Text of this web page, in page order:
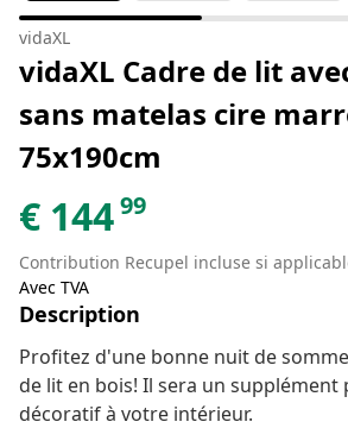
vidaXL
vidaXL Cadre de lit
sans matelas cire
75x190cm
€ 14499
Contribution Recupel incluse si
Avec TVA
Description
Profitez d'une bonne nuit de
de lit en bois! Il sera un supplément
décoratif à votre intérieur.